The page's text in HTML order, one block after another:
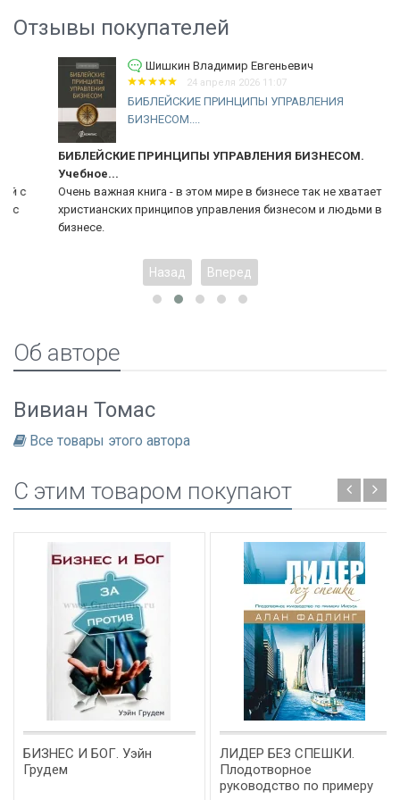
Отзывы покупателей
Шишкин Владимир Евгеньевич
24 апреля 2026 11:07
БИБЛЕЙСКИЕ ПРИНЦИПЫ УПРАВЛЕНИЯ
БИЗНЕСОМ....
БИБЛЕЙСКИЕ ПРИНЦИПЫ УПРАВЛЕНИЯ БИЗНЕСОМ.
Учебное...
Очень важная книга - в этом мире в бизнесе так не хватает
христианских принципов управления бизнесом и людьми в
бизнесе.
Назад Вперед
Об авторе
Вивиан Томас
Все товары этого автора
C этим товаром покупают
БИЗНЕС И БОГ. Уэйн
Грудем
ЛИДЕР БЕЗ СПЕШКИ.
Плодотворное
руководство по примеру